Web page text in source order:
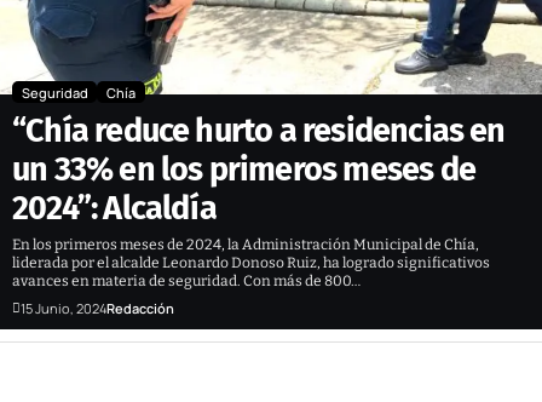
Seguridad Chía
“Chía reduce hurto a residencias en
un 33% en los primeros meses de
2024”: Alcaldía
En los primeros meses de 2024, la Administración Municipal de Chía,
liderada por el alcalde Leonardo Donoso Ruiz, ha logrado significativos
avances en materia de seguridad. Con más de 800…
15 Junio, 2024Redacción